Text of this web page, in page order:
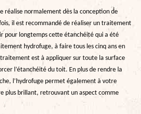
réalise normalement dès la conception de
il est recommandé de réaliser un traitement
pour longtemps cette étanchéité qui a été
hydrofuge, à faire tous les cinq ans en
est à appliquer sur toute la surface
l’étanchéité du toit. En plus de rendre la
l’hydrofuge permet également à votre
plus brillant, retrouvant un aspect comme